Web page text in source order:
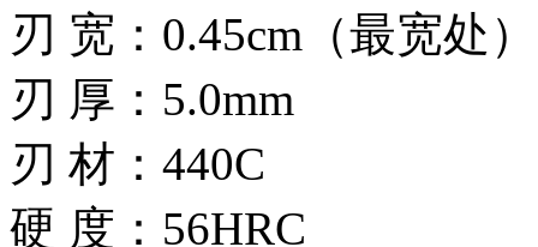
刃 宽：0.45cm（最宽处）
刃 厚：5.0mm
刃 材：440C
硬 度：56HRC